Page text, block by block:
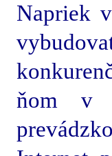
Napriek
ňom v